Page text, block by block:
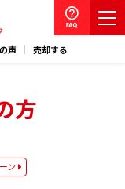
声 売却する
方
ン